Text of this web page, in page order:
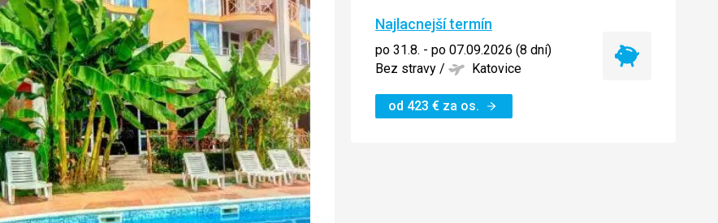
Najlacnejší termín
po 31.8. - po 07.09.2026 (8 dní)
Bez stravy / Katovice
od 423 € za os.
Najlacnejší